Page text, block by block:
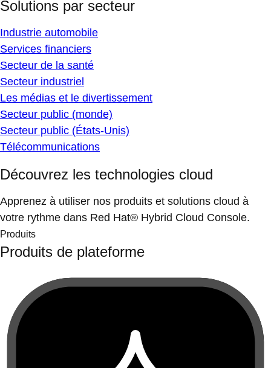
Solutions par secteur
Industrie automobile
Services financiers
Secteur de la santé
Secteur industriel
Les médias et le divertissement
Secteur public (monde)
Secteur public (États-Unis)
Télécommunications
Découvrez les technologies cloud
Apprenez à utiliser nos produits et solutions cloud à
votre rythme dans Red Hat® Hybrid Cloud Console.
Produits
Produits de plateforme